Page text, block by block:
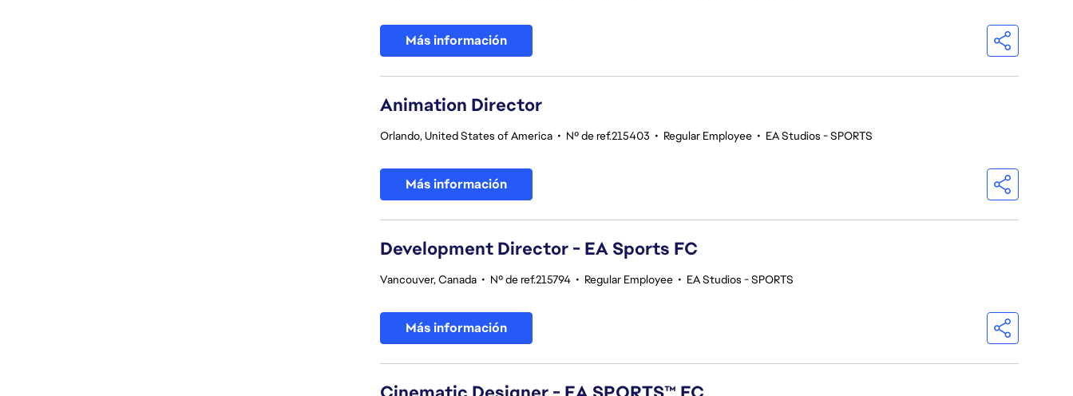
Más información
Animation Director
Orlando, United States of America • Nº de ref.215403 • Regular Employee • EA Studios - SPORTS
Más información
Development Director - EA Sports FC
Vancouver, Canada • Nº de ref.215794 • Regular Employee • EA Studios - SPORTS
Más información